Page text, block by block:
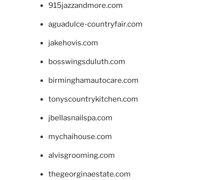
915jazzandmore.com
aguadulce-countryfair.com
jakehovis.com
bosswingsduluth.com
birminghamautocare.com
tonyscountrykitchen.com
jbellasnailspa.com
mychaihouse.com
alvisgrooming.com
thegeorginaestate.com